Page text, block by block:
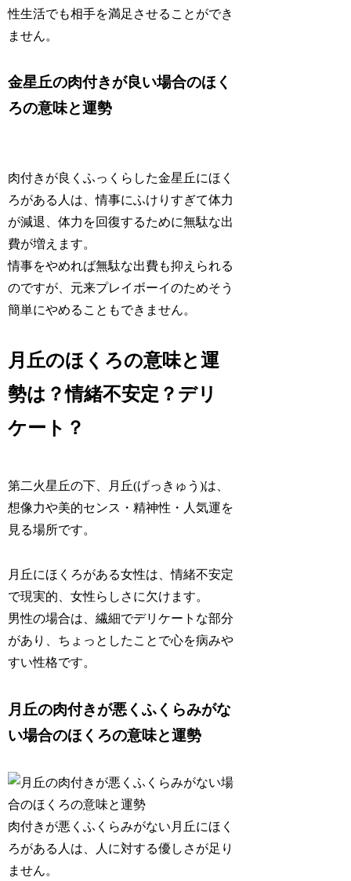
性生活でも相手を満足させることができ
ません。
金星丘の肉付きが良い場合のほく
ろの意味と運勢
肉付きが良くふっくらした金星丘にほく
ろがある人は、情事にふけりすぎて体力
が減退、体力を回復するために無駄な出
費が増えます。
情事をやめれば無駄な出費も抑えられる
のですが、元来プレイボーイのためそう
簡単にやめることもできません。
月丘のほくろの意味と運
勢は？情緒不安定？デリ
ケート？
第二火星丘の下、月丘(げっきゅう)は、
想像力や美的センス・精神性・人気運を
見る場所です。
月丘にほくろがある女性は、情緒不安定
で現実的、女性らしさに欠けます。
男性の場合は、繊細でデリケートな部分
があり、ちょっとしたことで心を病みや
すい性格です。
月丘の肉付きが悪くふくらみがな
い場合のほくろの意味と運勢
肉付きが悪くふくらみがない月丘にほく
ろがある人は、
人に対する優しさが足り
ません。